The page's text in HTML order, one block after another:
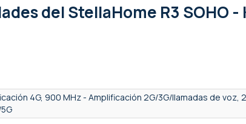
del StellaHome R3 SOHO
4G, 900 MHz - Amplificación 2G/3G/llamadas de voz,